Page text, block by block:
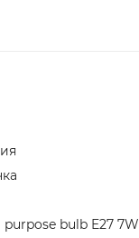
purpose bulb E27 7W